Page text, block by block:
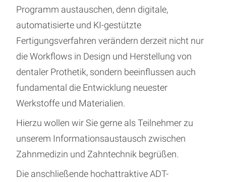
Programm austauschen, denn digitale,
automatisierte und KI-gestützte
Fertigungsverfahren verändern derzeit nicht nur
die Workflows in Design und Herstellung von
dentaler Prothetik, sondern beeinflussen auch
fundamental die Entwicklung neuester
Werkstoffe und Materialien.
Hierzu wollen wir Sie gerne als Teilnehmer zu
unserem Informationsaustausch zwischen
Zahnmedizin und Zahntechnik begrüßen.
Die anschließende hochattraktive ADT-